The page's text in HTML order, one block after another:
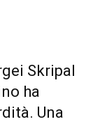
Skripal
ha
Una